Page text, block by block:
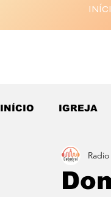
INÍCIO IGREJA
ESPORTE